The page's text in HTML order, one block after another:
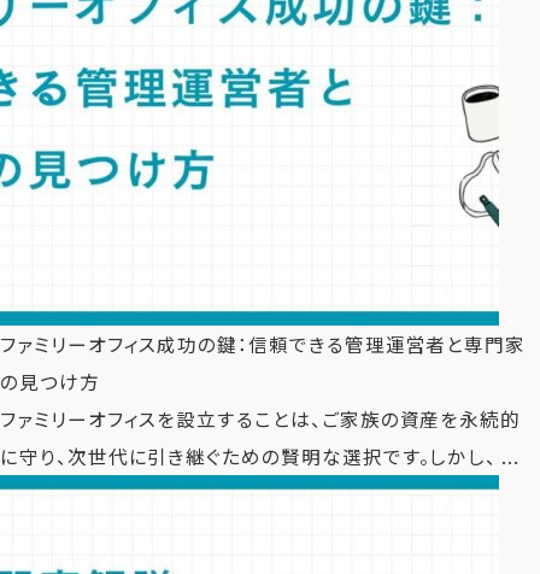
ファミリーオフィス成功の鍵：信頼できる管理運営者と専門家
の見つけ方
ファミリーオフィスを設立することは、ご家族の資産を永続的
に守り、次世代に引き継ぐための賢明な選択です。しかし、 ...